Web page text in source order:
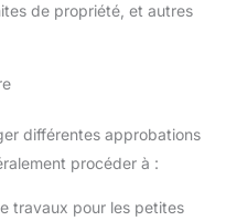
de propriété, et autres
différentes approbations
procéder à :
travaux pour les petites